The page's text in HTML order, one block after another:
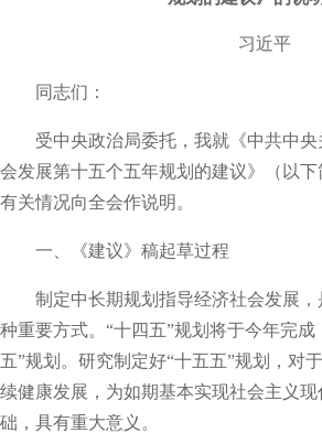
习近平
同志们：
受中央政治局委托，我就《中共中央
会发展第十五个五年规划的建议》（以
有关情况向全会作说明。
一、《建议》稿起草过程
制定中长期规划指导经济社会发展，
种重要方式。“十四五”规划将于今年完成
五”规划。研究制定好“十五五”规划，对
续健康发展，为如期基本实现社会主义
础，具有重大意义。